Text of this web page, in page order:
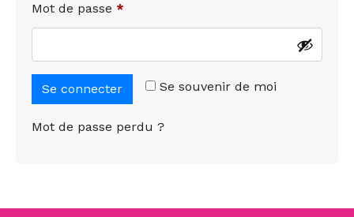
Mot de passe *
Se souvenir de moi
Se connecter
Mot de passe perdu ?